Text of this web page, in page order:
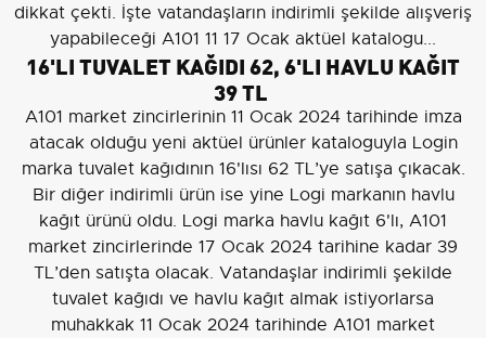
dikkat çekti. İşte vatandaşların indirimli şekilde alışveriş
yapabileceği A101 11 17 Ocak aktüel katalogu...
16'LI TUVALET KAĞIDI 62, 6'LI HAVLU KAĞIT
39 TL
A101 market zincirlerinin 11 Ocak 2024 tarihinde imza
atacak olduğu yeni aktüel ürünler kataloguyla Login
marka tuvalet kağıdının 16'lısı 62 TL’ye satışa çıkacak.
Bir diğer indirimli ürün ise yine Logi markanın havlu
kağıt ürünü oldu. Logi marka havlu kağıt 6'lı, A101
market zincirlerinde 17 Ocak 2024 tarihine kadar 39
TL’den satışta olacak. Vatandaşlar indirimli şekilde
tuvalet kağıdı ve havlu kağıt almak istiyorlarsa
muhakkak 11 Ocak 2024 tarihinde A101 market